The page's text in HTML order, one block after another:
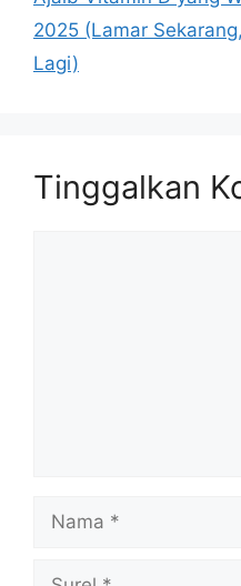
2025 (Lamar
Lagi)
Tinggalkan
Nama
Surel